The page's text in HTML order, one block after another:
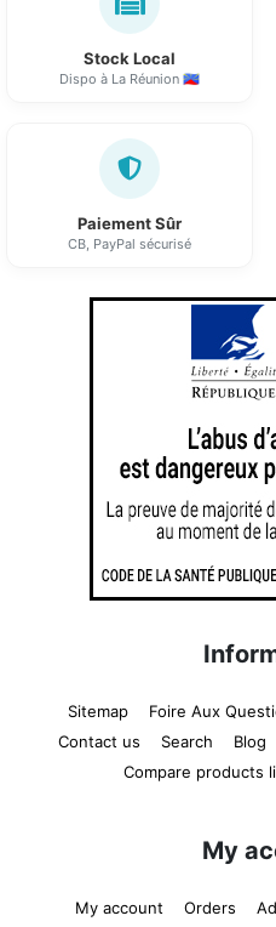
Stock Local
Dispo à La Réunion 🇷🇪
Paiement Sûr
CB, PayPal sécurisé
Sitemap Foire Aux
Contact us
Search Blog
Compare products
My
My account Orders